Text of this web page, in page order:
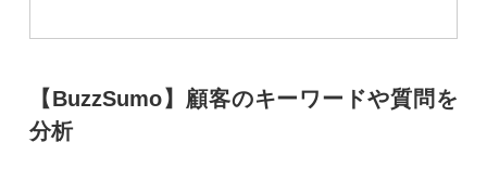
【BuzzSumo】顧客のキーワードや質問を
分析